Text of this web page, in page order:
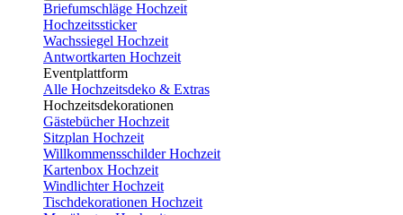
Briefumschläge Hochzeit
Hochzeitssticker
Wachssiegel Hochzeit
Antwortkarten Hochzeit
Eventplattform
Alle Hochzeitsdeko & Extras
Hochzeitsdekorationen
Gästebücher Hochzeit
Sitzplan Hochzeit
Willkommensschilder Hochzeit
Kartenbox Hochzeit
Windlichter Hochzeit
Tischdekorationen Hochzeit